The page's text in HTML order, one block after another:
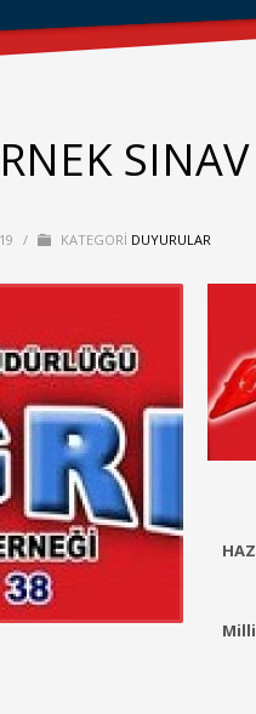
SINAV
/ KATEGORI DUYURULAR
Milli